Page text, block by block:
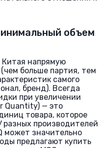
объем
Китая напрямую
больше партия, тем
самого
бренд). Всегда
при увеличении
Quantity) — это
товара, которое
разных производителей
может значительно
предлагают купить